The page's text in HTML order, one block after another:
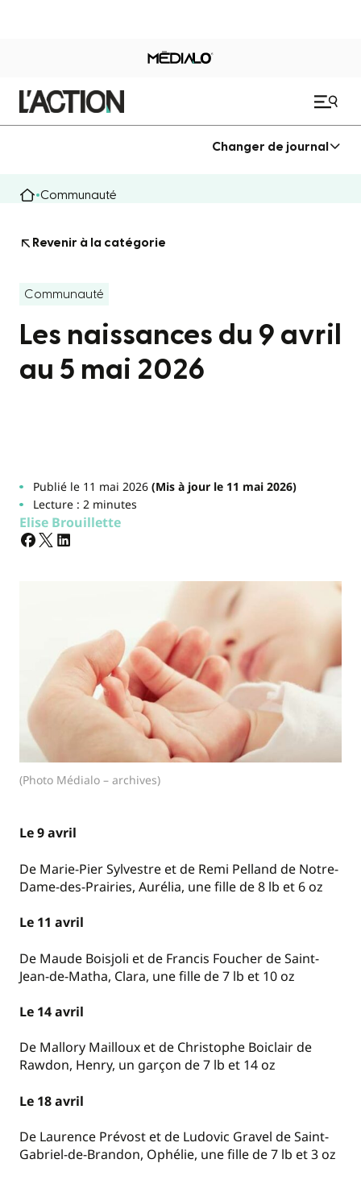
Changer de journal
Communauté
Revenir à la catégorie
Communauté
Les naissances du 9 avril
au 5 mai 2026
Publié le 11 mai 2026(Mis à jour le 11 mai 2026)
Lecture : 2 minutes
Elise Brouillette
(Photo Médialo – archives)
Le 9 avril
De Marie-Pier Sylvestre et de Remi Pelland de Notre-
Dame-des-Prairies, Aurélia, une fille de 8 lb et 6 oz
Le 11 avril
De Maude Boisjoli et de Francis Foucher de Saint-
Jean-de-Matha, Clara, une fille de 7 lb et 10 oz
Le 14 avril
De Mallory Mailloux et de Christophe Boiclair de
Rawdon, Henry, un garçon de 7 lb et 14 oz
Le 18 avril
De Laurence Prévost et de Ludovic Gravel de Saint-
Gabriel-de-Brandon, Ophélie, une fille de 7 lb et 3 oz